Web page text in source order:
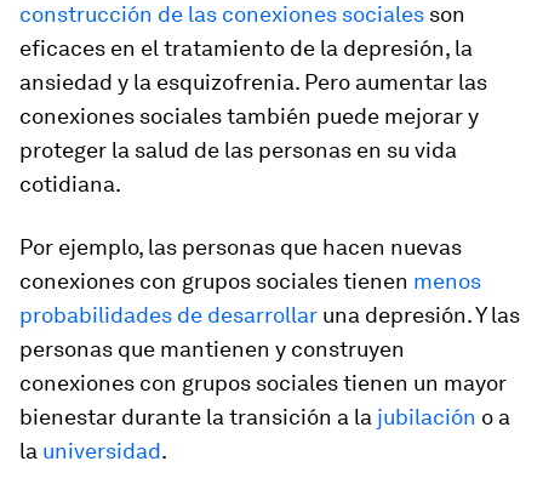
construcción de las conexiones sociales son
eficaces en el tratamiento de la depresión, la
ansiedad y la esquizofrenia. Pero aumentar las
conexiones sociales también puede mejorar y
proteger la salud de las personas en su vida
cotidiana.
Por ejemplo, las personas que hacen nuevas
conexiones con grupos sociales tienen menos
probabilidades de desarrollar una depresión. Y las
personas que mantienen y construyen
conexiones con grupos sociales tienen un mayor
bienestar durante la transición a la jubilación o a
la universidad.